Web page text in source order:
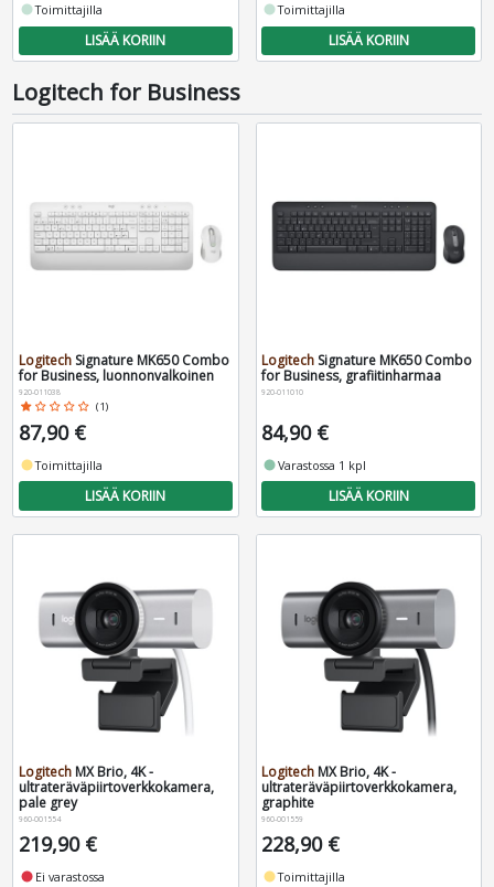
fiber_manual_recordToimittajilla
LISÄÄ KORIIN
fiber_manual_recordToimittajilla
LISÄÄ KORIIN
Logitech for Business
Logitech Signature MK650 Combo
for Business, luonnonvalkoinen
920-011038
star star_border star_border star_border star_border (1)
87,90 €
fiber_manual_recordToimittajilla
LISÄÄ KORIIN
Logitech Signature MK650 Combo
for Business, grafiitinharmaa
920-011010
84,90 €
fiber_manual_recordVarastossa 1 kpl
LISÄÄ KORIIN
Logitech MX Brio, 4K -
ultrateräväpiirtoverkkokamera,
pale grey
960-001554
219,90 €
fiber_manual_record Ei varastossa
Logitech MX Brio, 4K -
ultrateräväpiirtoverkkokamera,
graphite
960-001559
228,90 €
fiber_manual_recordToimittajilla